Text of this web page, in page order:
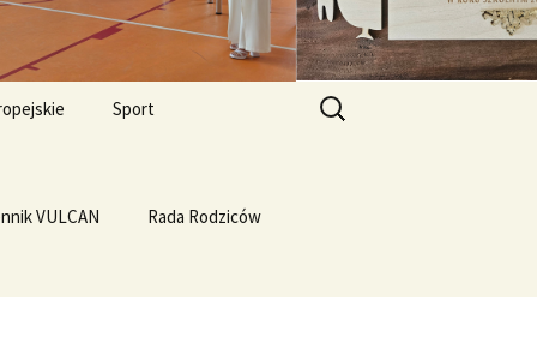
Linux
Sport
WF z Klasą
VULCAN Rada Rodziców
Szukaj: